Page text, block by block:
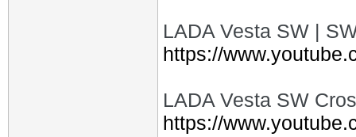
LADA Vesta SW |
https://
LADA Vesta SW
https://